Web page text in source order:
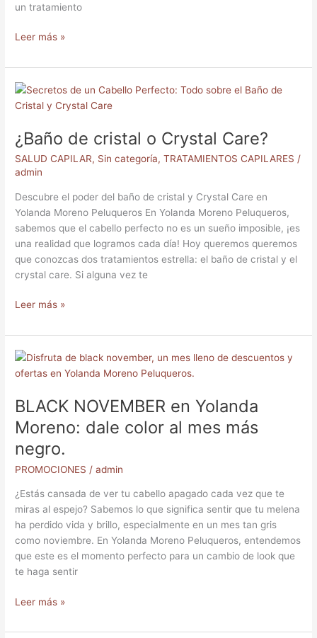
un tratamiento
Leer más »
¿Baño de cristal o Crystal Care?
SALUD CAPILAR, Sin categoría,TRATAMIENTOS CAPILARES /
admin
Descubre el poder del baño de cristal y Crystal Care en
Yolanda Moreno Peluqueros En Yolanda Moreno Peluqueros,
sabemos que el cabello perfecto no es un sueño imposible, ¡es
una realidad que logramos cada día! Hoy queremos queremos
que conozcas dos tratamientos estrella: el baño de cristal y el
crystal care. Si alguna vez te
¿Baño
de
o
Crystal
Care?
Leer más »
BLACK NOVEMBER en Yolanda
Moreno: dale color al mes más
negro.
PROMOCIONES /admin
¿Estás cansada de ver tu cabello apagado cada vez que te
miras al espejo? Sabemos lo que significa sentir que tu melena
ha perdido vida y brillo, especialmente en un mes tan gris
como noviembre. En Yolanda Moreno Peluqueros, entendemos
que este es el momento perfecto para un cambio de look que
te haga sentir
BLACK
NOVEMBER
Yolanda
Moreno:
dale
color
al
más
negro.
Leer más »